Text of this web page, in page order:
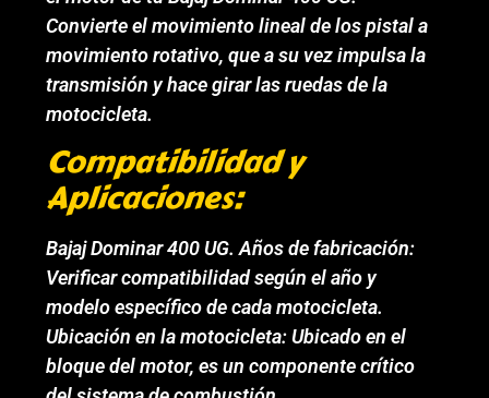
Convierte el movimiento lineal de los pistal a
movimiento rotativo, que a su vez impulsa la
transmisión y hace girar las ruedas de la
motocicleta.
Compatibilidad y
Aplicaciones:
Bajaj Dominar 400 UG. Años de fabricación:
Verificar compatibilidad según el año y
modelo específico de cada motocicleta.
Ubicación en la motocicleta: Ubicado en el
bloque del motor, es un componente crítico